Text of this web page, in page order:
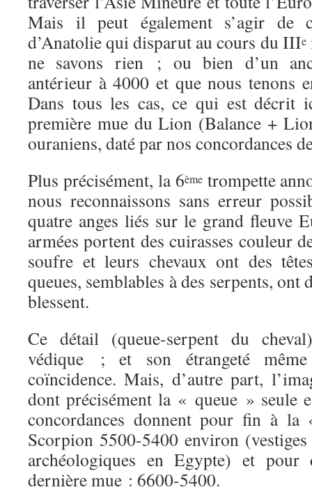
Mais il peut également s’agir de
d’Anatolie qui disparut au cours du IIIe
ne savons rien ; ou bien d’un
antérieur à 4000 et que nous tenons
Dans tous les cas, ce qui est décrit
première mue du Lion (Balance +
ouraniens, daté par nos concordances
Plus précisément, la 6èmetrompette
nous reconnaissons sans erreur
quatre anges liés sur le grand fleuve
armées portent des cuirasses couleur
soufre et leurs chevaux ont des
queues, semblables à des serpents, ont
blessent.
Ce détail (queue-serpent du
védique ; et son étrangeté
coïncidence. Mais, d’autre part,
dont précisément la « queue » seule
concordances donnent pour fin à
Scorpion 5500-5400 environ
archéologiques en Egypte) et pour
dernière mue : 6600-5400.